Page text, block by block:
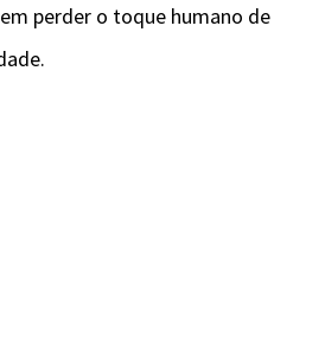
perder o toque humano de